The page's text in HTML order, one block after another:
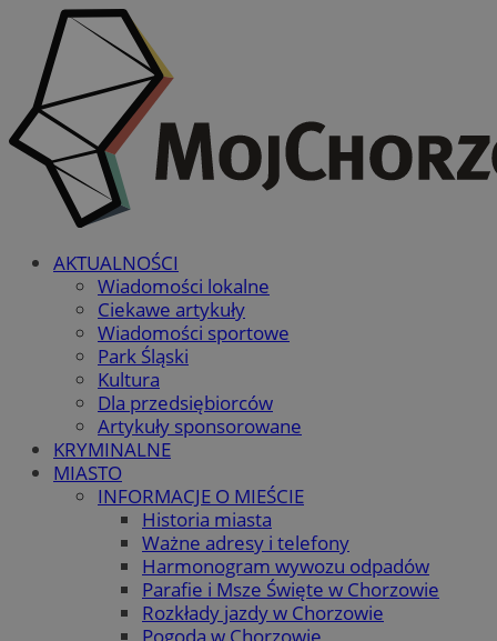
AKTUALNOŚCI
Wiadomości lokalne
Ciekawe artykuły
Wiadomości sportowe
Park Śląski
Kultura
Dla przedsiębiorców
Artykuły sponsorowane
KRYMINALNE
MIASTO
INFORMACJE O MIEŚCIE
Historia miasta
Ważne adresy i telefony
Harmonogram wywozu odpadów
Parafie i Msze Święte w Chorzowie
Rozkłady jazdy w Chorzowie